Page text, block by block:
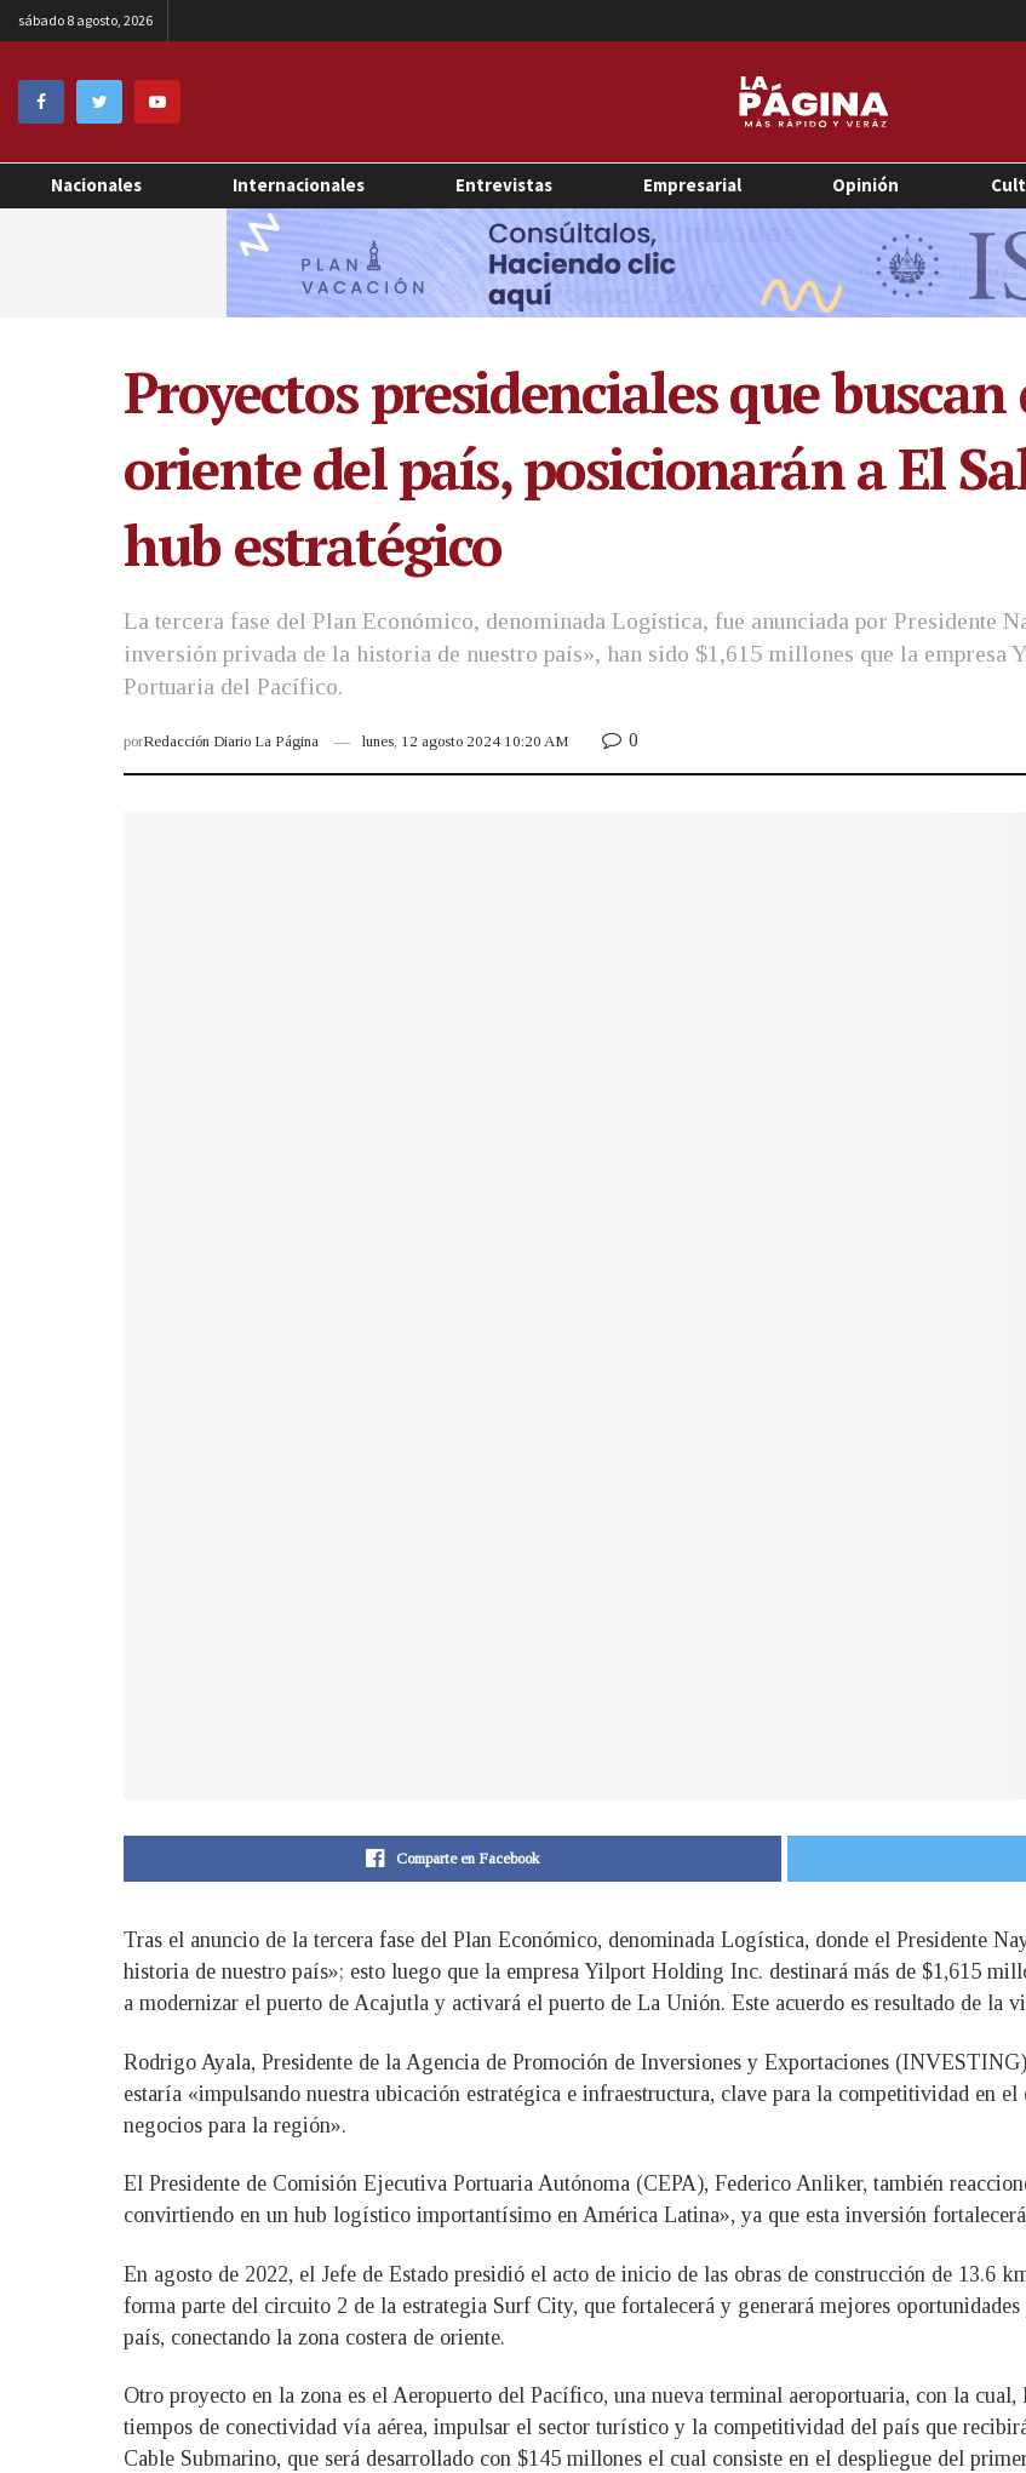
sábado 8 agosto, 2026
Nacionales Internacionales Entrevistas Empresarial Opinión
Proyectos presidenciales que
oriente del país, posicionarán a El
hub estratégico
La tercera fase del Plan Económico, denominada Logística, fue anunciada por Presidente
inversión privada de la historia de nuestro país», han sido $1,615 millones que la
Portuaria del Pacífico.
porRedacción Diario La Página lunes, 12 agosto 2024 10:20 AM 0
Comparte en Facebook
Tras el anuncio de la tercera fase del Plan Económico, denominada Logística, donde el Presidente
historia de nuestro país»; esto luego que la empresa Yilport Holding Inc. destinará más de $1,615
a modernizar el puerto de Acajutla y activará el puerto de La Unión. Este acuerdo es resultado de la
Rodrigo Ayala, Presidente de la Agencia de Promoción de Inversiones y Exportaciones
estaría «impulsando nuestra ubicación estratégica e infraestructura, clave para la competitividad en
negocios para la región».
El Presidente de Comisión Ejecutiva Portuaria Autónoma (CEPA), Federico Anliker, también
convirtiendo en un hub logístico importantísimo en América Latina», ya que esta inversión
En agosto de 2022, el Jefe de Estado presidió el acto de inicio de las obras de construcción de 13.6
forma parte del circuito 2 de la estrategia Surf City, que fortalecerá y generará mejores
país, conectando la zona costera de oriente.
Otro proyecto en la zona es el Aeropuerto del Pacífico, una nueva terminal aeroportuaria, con la
tiempos de conectividad vía aérea, impulsar el sector turístico y la competitividad del país que
Cable Submarino, que será desarrollado con $145 millones el cual consiste en el despliegue del